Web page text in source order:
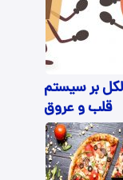
بر سیستم
قلب و عروق